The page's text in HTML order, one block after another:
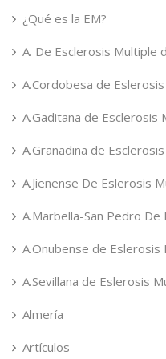
¿Qué es la EM?
A. De Esclerosis Multiple
A.Cordobesa de
A.Gaditana de Esclerosis
A.Granadina de
A.Jienense De Eslerosis
A.Marbella-San Pedro
A.Onubense de Eslerosis
A.Sevillana de Eslerosis
Almería
Artículos